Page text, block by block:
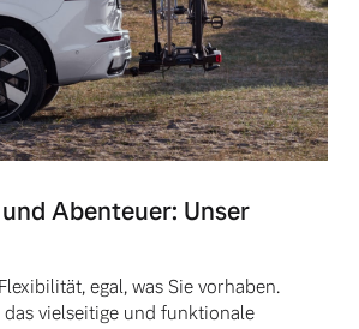
Abenteuer: Unser
egal, was Sie vorhaben.
das vielseitige und funktionale